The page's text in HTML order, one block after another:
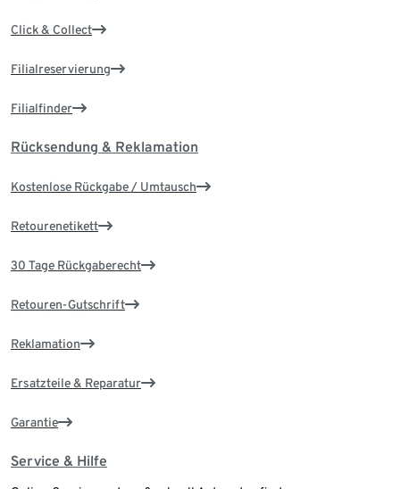
Click & Collect
Filialreservierung
Filialfinder
Rücksendung & Reklamation
Kostenlose Rückgabe / Umtausch
Retourenetikett
30 Tage Rückgaberecht
Retouren-Gutschrift
Reklamation
Ersatzteile & Reparatur
Garantie
Service & Hilfe